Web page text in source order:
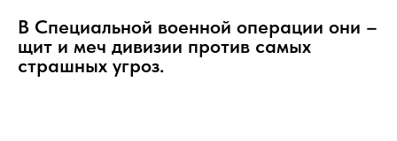
В Специальной военной операции они –
щит и меч дивизии против самых
страшных угроз.